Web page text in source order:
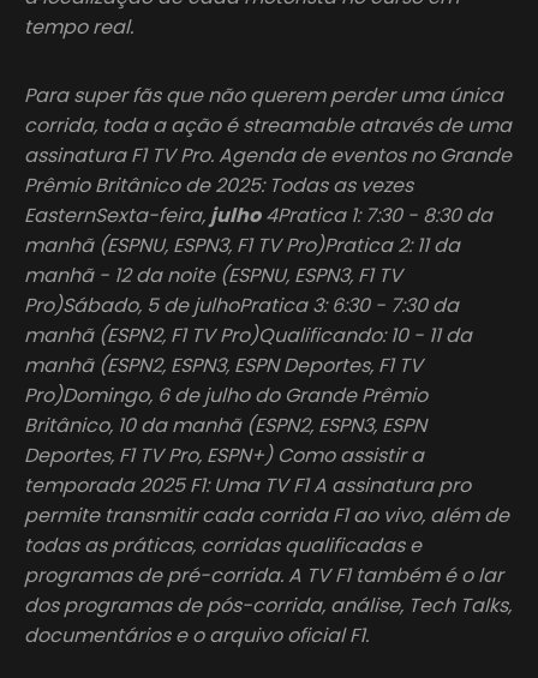
tempo real.
Para super fãs que não querem perder uma única
corrida, toda a ação é streamable através de uma
assinatura F1 TV Pro. Agenda de eventos no Grande
Prêmio Britânico de 2025: Todas as vezes
EasternSexta-feira, julho4Pratica 1: 7:30 - 8:30 da
manhã (ESPNU, ESPN3, F1 TV Pro)Pratica 2: 11 da
manhã - 12 da noite (ESPNU, ESPN3, F1 TV
Pro)Sábado, 5 de julhoPratica 3: 6:30 - 7:30 da
manhã (ESPN2, F1 TV Pro)Qualificando: 10 - 11 da
manhã (ESPN2, ESPN3, ESPN Deportes, F1 TV
Pro)Domingo, 6 de julho do Grande Prêmio
Britânico, 10 da manhã (ESPN2, ESPN3, ESPN
Deportes, F1 TV Pro, ESPN+) Como assistir a
temporada 2025 F1: Uma TV F1 A assinatura pro
permite transmitir cada corrida F1 ao vivo, além de
todas as práticas, corridas qualificadas e
programas de pré-corrida. A TV F1 também é o lar
dos programas de pós-corrida, análise, Tech Talks,
documentários e o arquivo oficial F1.